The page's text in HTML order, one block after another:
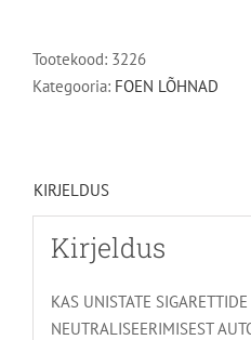
Tootekood: 3226
Kategooria: FOEN LÕHNAD
KIRJELDUS
Kirjeldus
KAS UNISTATE
NEUTRALISEERIMISEST